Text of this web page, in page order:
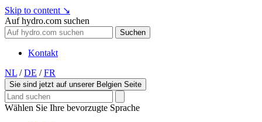
Skip to content ↘
Auf hydro.com suchen
Suchen
Kontakt
NL / DE / FR
Sie sind jetzt auf unserer Belgien Seite
Wählen Sie Ihre bevorzugte Sprache